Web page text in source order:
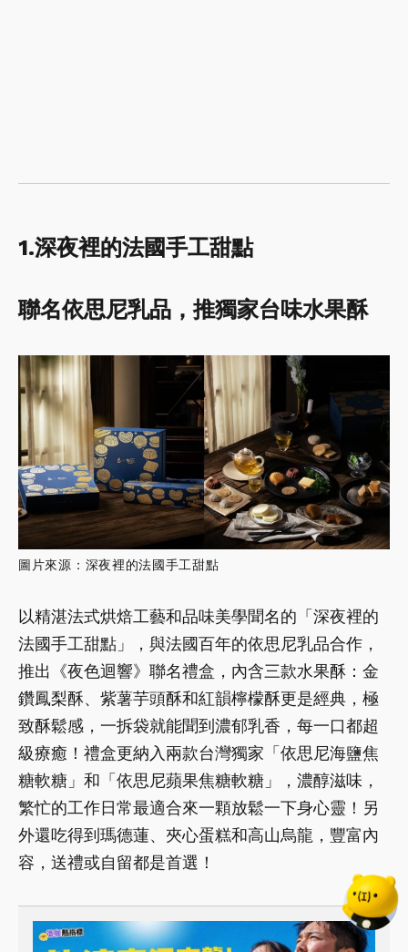
1.深夜裡的法國手工甜點
聯名依思尼乳品，推獨家台味水果酥
圖片來源：深夜裡的法國手工甜點
以精湛法式烘焙工藝和品味美學聞名的「深夜裡的
法國手工甜點」，與法國百年的依思尼乳品合作，
推出《夜色迴響》聯名禮盒，內含三款水果酥：金
鑽鳳梨酥、紫薯芋頭酥和紅韻檸檬酥更是經典，極
致酥鬆感，一拆袋就能聞到濃郁乳香，每一口都超
級療癒！禮盒更納入兩款台灣獨家「依思尼海鹽焦
糖軟糖」和「依思尼蘋果焦糖軟糖」，濃醇滋味，
繁忙的工作日常最適合來一顆放鬆一下身心靈！另
外還吃得到瑪德蓮、夾心蛋糕和高山烏龍，豐富內
容，送禮或自留都是首選！